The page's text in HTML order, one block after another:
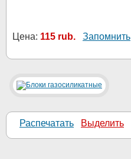
Цена: 115 rub. Запомнить
Распечатать Выделить